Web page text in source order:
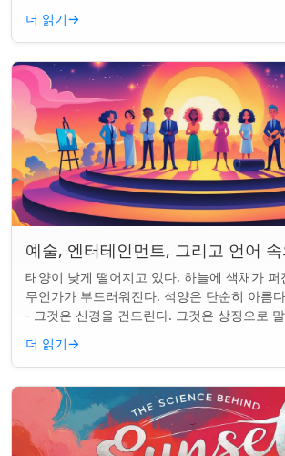
마법 같은 일인지 알 것이다....
더 읽기→
예술, 엔터테인먼트, 그리고 언어
태양이 낮게 떨어지고 있다. 하늘에 색채가 퍼
무언가가 부드러워진다. 석양은 단순히 아름
- 그것은 신경을 건드린다. 그것은 상징으로
면, 그리고 우리가 말하는 ...
더 읽기→